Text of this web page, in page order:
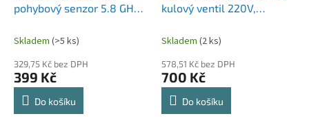
pohybový senzor 5.8 GHz
DC, nastavitelná prodleva
Skladem (>5 ks)
329,75 Kč bez DPH
399 Kč
Do košíku
kulový ventil 220V,
ovládání, 2cestný /
s pohonem.
Skladem (2 ks)
578,51 Kč bez DPH
700 Kč
Do košíku